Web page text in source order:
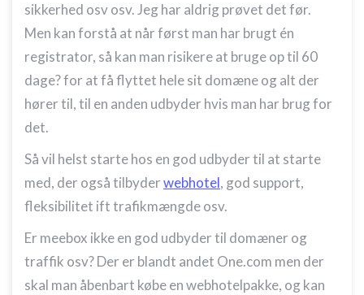
sikkerhed osv osv. Jeg har aldrig prøvet det før.
Men kan forstå at når først man har brugt én
registrator, så kan man risikere at bruge op til 60
dage? for at få flyttet hele sit domæne og alt der
hører til, til en anden udbyder hvis man har brug for
det.
Så vil helst starte hos en god udbyder til at starte
med, der også tilbyderwebhotel, god support,
fleksibilitet ift trafikmængde osv.
Er meebox ikke en god udbyder til domæner og
traffik osv? Der er blandt andet One.com men der
skal man åbenbart købe en webhotelpakke, og kan